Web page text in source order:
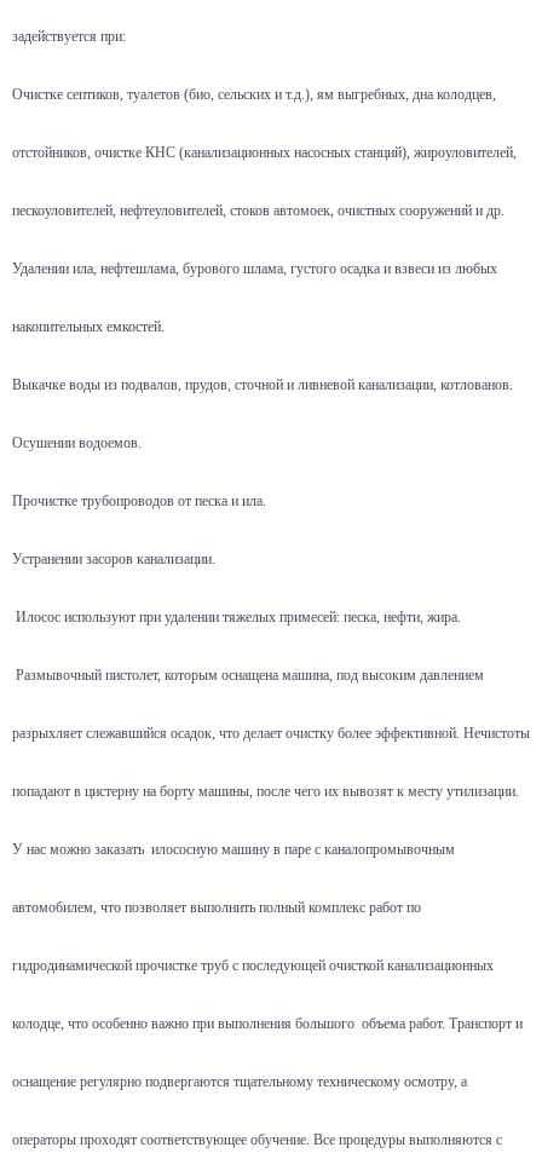
задействуется при:
Очистке септиков, туалетов (био, сельских и т.д.), ям выгребных, дна колодцев,
отстойников, очистке КНС (канализационных насосных станций), жироуловителей,
пескоуловителей, нефтеуловителей, стоков автомоек, очистных сооружений и др.
Удалении ила, нефтешлама, бурового шлама, густого осадка и взвеси из любых
накопительных емкостей.
Выкачке воды из подвалов, прудов, сточной и ливневой канализации, котлованов.
Осушении водоемов.
Прочистке трубопроводов от песка и ила.
Устранении засоров канализации.
Илосос используют при удалении тяжелых примесей: песка, нефти, жира.
Размывочный пистолет, которым оснащена машина, под высоким давлением
разрыхляет слежавшийся осадок, что делает очистку более эффективной. Нечистоты
попадают в цистерну на борту машины, после чего их вывозят к месту утилизации.
У нас можно заказать илососную машину в паре с каналопромывочным
автомобилем, что позволяет выполнить полный комплекс работ по
гидродинамической прочистке труб с последующей очисткой канализационных
колодце, что особенно важно при выполнения большого объема работ. Транспорт и
оснащение регулярно подвергаются тщательному техническому осмотру, а
операторы проходят соответствующее обучение. Все процедуры выполняются с